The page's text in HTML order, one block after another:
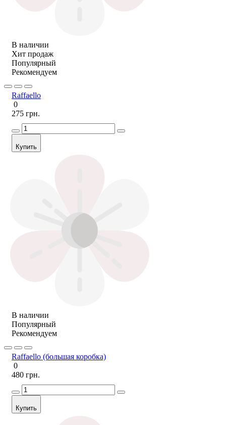
В наличии
Хит продаж
Популярный
Рекомендуем
Raffaello
0
275 грн.
Купить
В наличии
Популярный
Рекомендуем
Raffaello (большая коробка)
0
480 грн.
Купить